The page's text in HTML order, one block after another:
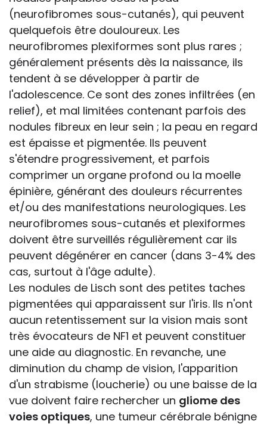
(neurofibromes sous-cutanés), qui peuvent
quelquefois être douloureux. Les
neurofibromes plexiformes sont plus rares ;
généralement présents dès la naissance, ils
tendent à se développer à partir de
l'adolescence. Ce sont des zones infiltrées (en
relief), et mal limitées contenant parfois des
nodules fibreux en leur sein ; la peau en regard
est épaisse et pigmentée. Ils peuvent
s'étendre progressivement, et parfois
comprimer un organe profond ou la moelle
épinière, générant des douleurs récurrentes
et/ou des manifestations neurologiques. Les
neurofibromes sous-cutanés et plexiformes
doivent être surveillés régulièrement car ils
peuvent dégénérer en cancer (dans 3-4% des
cas, surtout à l'âge adulte).
Les nodules de Lisch sont des petites taches
pigmentées qui apparaissent sur l'iris. Ils n'ont
aucun retentissement sur la vision mais sont
très évocateurs de NF1 et peuvent constituer
une aide au diagnostic. En revanche, une
diminution du champ de vision, l'apparition
d'un strabisme (loucherie) ou une baisse de la
vue doivent faire rechercher un gliome des
voies optiques, une tumeur cérébrale bénigne